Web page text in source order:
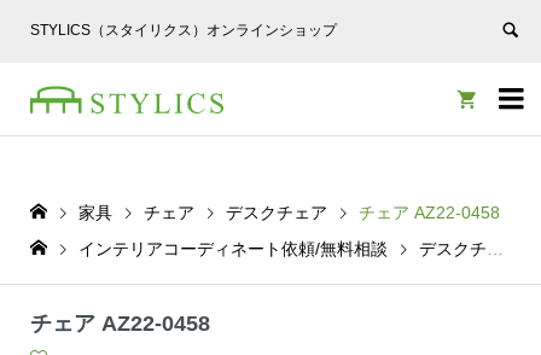
STYLICS（スタイリクス）オンラインショップ


家具 チェア デスクチェア
チェア AZ22-0458
インテリアコーディネート依頼/無料相談
デスクチェア
チェア AZ22-0458